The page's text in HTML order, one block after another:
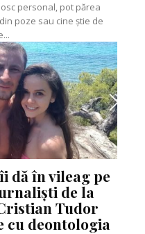
personal, pot părea
poze sau cine știe de
dă în vileag pe
de la
Tudor
cu deontologia